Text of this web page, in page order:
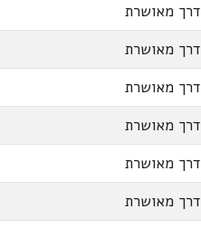
דרך מאושרת
דרך מאושרת
דרך מאושרת
דרך מאושרת
דרך מאושרת
דרך מאושרת